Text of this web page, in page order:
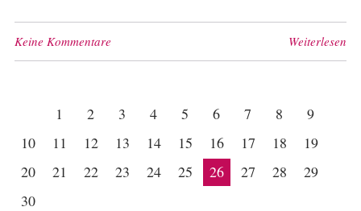
Keine Kommentare Weiterlesen
1 2 3 4 5 6 7 8
9
10
11 12 13 14 15 16 17 18
19
20
21 22 23 24 25 26 27 28
29
30